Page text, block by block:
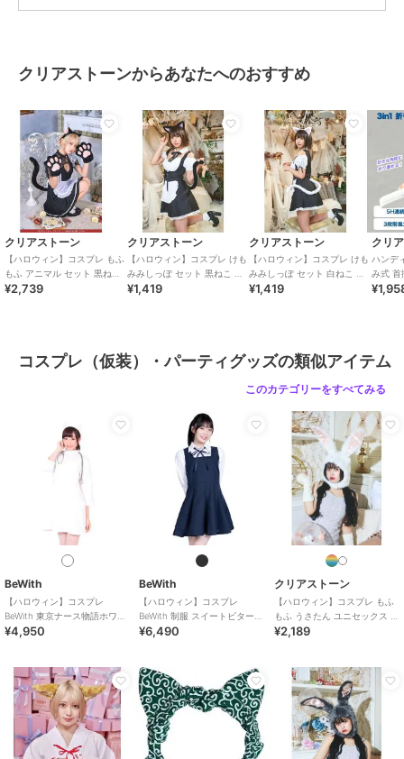
クリアストーンからあなたへのおすすめ
クリアストーン
【ハロウィン】コスプレ もふ
もふ アニマル セット 黒ねこ
ブラック カチューシャ グロ
¥2,739
クリアストーン
【ハロウィン】コスプレ けも
みみしっぽ セット 黒ねこ ユ
ニセックス ブラック
¥1,419
クリアストーン
【ハロウィン】コスプレ けも
みみしっぽ セット 白ねこ ユ
ニセックス ホワイト
¥1,419
クリ
ハンデ
み式 首
デザイ
コスプレ（仮装）・パーティグッズの類似アイテム
このカテゴリーをすべてみる
BeWith
【ハロウィン】コスプレ
BeWith 東京ナース物語ホワイ
ト かわいい
¥4,950
BeWith
【ハロウィン】コスプレ
BeWith 制服 スイートビター学
園ブラック かわいい
¥6,490
クリアストーン
【ハロウィン】コスプレ もふ
もふ うさたん ユニセックス ホ
ワイト かぶりもの
¥2,189